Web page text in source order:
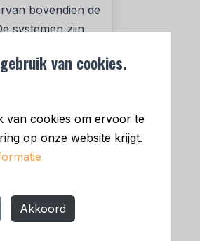
van cookies.
van cookies om ervoor te
op onze website krijgt.
Akkoord
bovendien de
systemen zijn
technologie.
AI in te zetten
aan AI om
dronebeelden
aan
dat haar
om AI voor
en ze deelt
of Data